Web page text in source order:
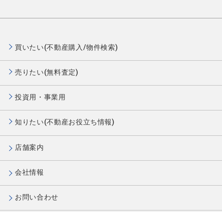
買いたい(不動産購入/物件検索)
売りたい(無料査定)
投資用・事業用
知りたい(不動産お役立ち情報)
店舗案内
会社情報
お問い合わせ